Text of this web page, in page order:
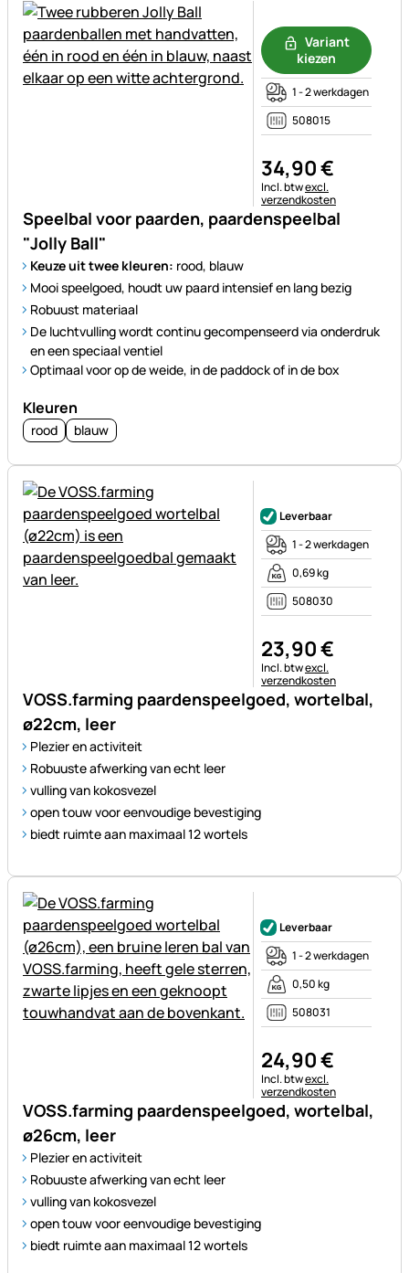
Speelbal voor paarden, paardenspeelbal
"Jolly Ball"
Keuze uit twee kleuren: rood, blauw
Mooi speelgoed, houdt uw paard intensief en lang bezig
Robuust materiaal
De luchtvulling wordt continu gecompenseerd via onderdruk
en een speciaal ventiel
Optimaal voor op de weide, in de paddock of in de box
Kleuren
rood blauw
Variant
kiezen
1 - 2 werkdagen
508015
34,90€
Belastinginformatie:
Incl. btwexcl.
verzendkosten
VOSS.farming paardenspeelgoed, wortelbal,
ø22cm, leer
Plezier en activiteit
Robuuste afwerking van echt leer
vulling van kokosvezel
open touw voor eenvoudige bevestiging
biedt ruimte aan maximaal 12 wortels
Leverbaar
1 - 2 werkdagen
0,69 kg
508030
23,90€
Belastinginformatie:
Incl. btwexcl.
verzendkosten
VOSS.farming paardenspeelgoed, wortelbal,
ø26cm, leer
Plezier en activiteit
Robuuste afwerking van echt leer
vulling van kokosvezel
open touw voor eenvoudige bevestiging
biedt ruimte aan maximaal 12 wortels
Leverbaar
1 - 2 werkdagen
0,50 kg
508031
24,90€
Belastinginformatie:
Incl. btwexcl.
verzendkosten